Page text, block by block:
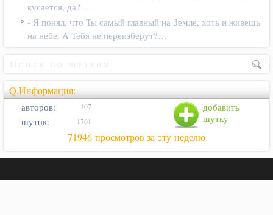
кусается, да?…
- Я понял, что Ты самый главный на Земле, хоть и живешь
на небе. А Тебя не переизберут?…
Q.Информация:
добавить
шутку
авторов: 107
шуток: 1761
71946 просмотров за эту неделю